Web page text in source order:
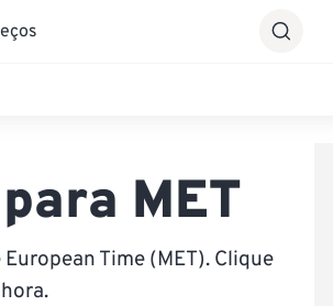
MET
Time (MET). Clique